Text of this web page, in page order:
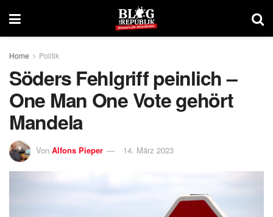
Home Politik
Söders Fehlgriff peinlich –
One Man One Vote gehört
Mandela
Von Alfons Pieper 14. März 2023